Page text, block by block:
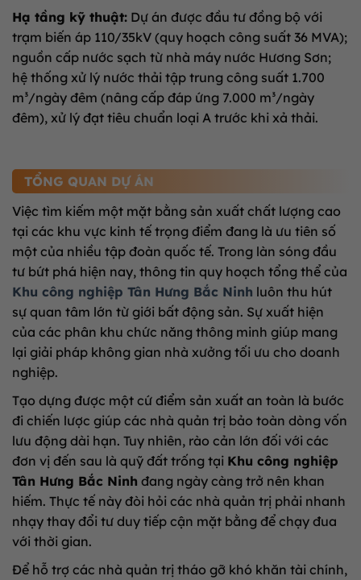
Hạ tầng kỹ thuật: Dự án được đầu tư đồng bộ với
trạm biến áp 110/35kV (quy hoạch công suất 36 MVA);
nguồn cấp nước sạch từ nhà máy nước Hương Sơn;
hệ thống xử lý nước thải tập trung công suất 1.700
m³/ngày đêm (nâng cấp đáp ứng 7.000 m³/ngày
đêm), xử lý đạt tiêu chuẩn loại A trước khi xả thải.
TỔNG QUAN DỰ ÁN
Việc tìm kiếm một mặt bằng sản xuất chất lượng cao
tại các khu vực kinh tế trọng điểm đang là ưu tiên số
một của nhiều tập đoàn quốc tế. Trong làn sóng đầu
tư bứt phá hiện nay, thông tin quy hoạch tổng thể của
Khu công nghiệp Tân Hưng Bắc Ninh luôn thu hút
sự quan tâm lớn từ giới bất động sản. Sự xuất hiện
của các phân khu chức năng thông minh giúp mang
lại giải pháp không gian nhà xưởng tối ưu cho doanh
nghiệp.
Tạo dựng được một cứ điểm sản xuất an toàn là bước
đi chiến lược giúp các nhà quản trị bảo toàn dòng vốn
lưu động dài hạn. Tuy nhiên, rào cản lớn đối với các
đơn vị đến sau là quỹ đất trống tại Khu công nghiệp
Tân Hưng Bắc Ninh đang ngày càng trở nên khan
hiếm. Thực tế này đòi hỏi các nhà quản trị phải nhanh
nhạy thay đổi tư duy tiếp cận mặt bằng để chạy đua
với thời gian.
Để hỗ trợ các nhà quản trị tháo gỡ khó khăn tài chính,